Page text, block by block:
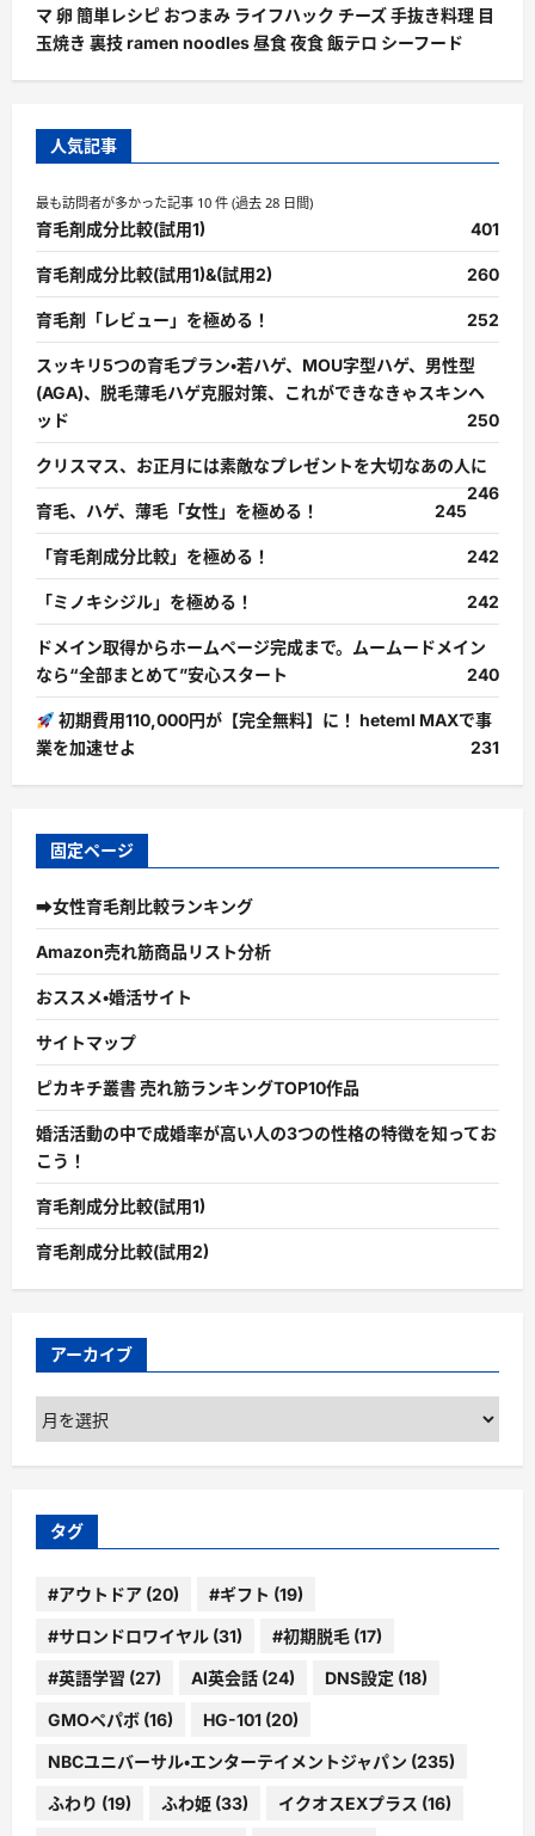
マ 卵 簡単レシピ おつまみ ライフハック チーズ 手抜き料理 目
玉焼き 裏技 ramen noodles 昼食 夜食 飯テロ シーフード
人気記事
最も訪問者が多かった記事 10 件 (過去 28 日間)
育毛剤成分比較(試用1) 401
育毛剤成分比較(試用1)&(試用2) 260
育毛剤「レビュー」を極める！ 252
スッキリ5つの育毛プラン・若ハゲ、MOU字型ハゲ、男性型
(AGA)、脱毛薄毛ハゲ克服対策、これができなきゃスキンヘ
ッド
250
クリスマス、お正月には素敵なプレゼントを大切なあの人に
246
育毛、ハゲ、薄毛「女性」を極める！
245
「育毛剤成分比較」を極める！ 242
「ミノキシジル」を極める！ 242
ドメイン取得からホームページ完成まで。ムームードメイン
なら“全部まとめて”安心スタート
240
初期費用110,000円が【完全無料】に！ heteml MAXで事
業を加速せよ
231
固定ページ
➡女性育毛剤比較ランキング
Amazon売れ筋商品リスト分析
おススメ・婚活サイト
サイトマップ
ピカキチ叢書 売れ筋ランキングTOP10作品
婚活活動の中で成婚率が高い人の3つの性格の特徴を知ってお
こう！
育毛剤成分比較(試用1)
育毛剤成分比較(試用2)
アーカイブ
ア
ー
カ
ブ
タグ
#アウトドア (20) #ギフト (19)
#サロンドロワイヤル (31) #初期脱毛 (17)
#英語学習 (27) AI英会話 (24) DNS設定 (18)
GMOペパボ (16) HG-101 (20)
NBCユニバーサル・エンターテイメントジャパン (235)
ふわり (19) ふわ姫 (33) イクオスEXプラス (16)